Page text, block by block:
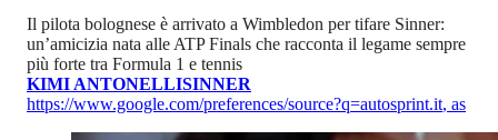
Il pilota bolognese è arrivato a Wimbledon per tifare Sinner:
un’amicizia nata alle ATP Finals che racconta il legame sempre
più forte tra Formula 1 e tennis
KIMI ANTONELLISINNER
https://www.google.com/preferences/source?q=autosprint.it, as